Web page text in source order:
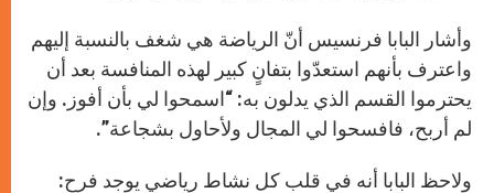
وأشار البابا فرنسيس أنّ الرياضة هي شغف بالنسبة إليهم
واعترف بأنهم استعدّوا بتفانٍ كبير لهذه المنافسة بعد أن
يحترموا القسم الذي يدلون به: “اسمحوا لي بأن أفوز. وإن
لم أربح، فافسحوا لي المجال ولأحاول بشجاعة”.
ولاحظ البابا أنه في قلب كل نشاط رياضي يوجد فرح: